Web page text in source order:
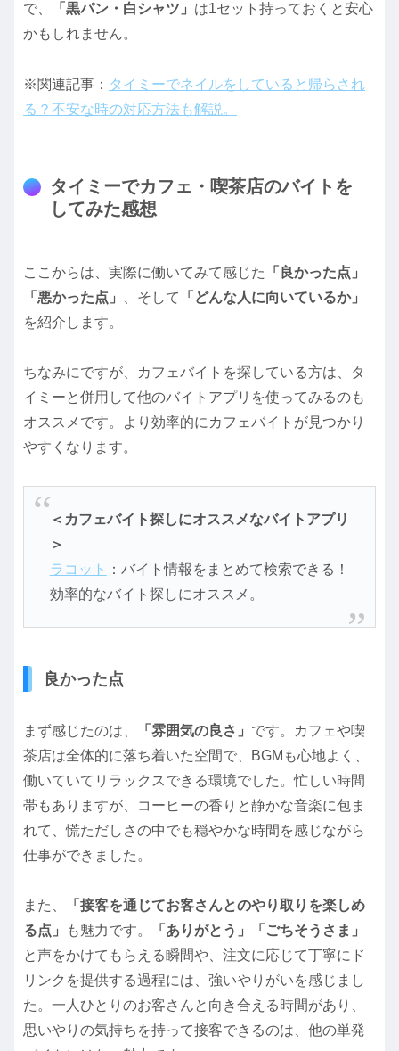
で、
「黒パン・白シャツ」 は1セット持っておくと安心
かもしれません。
※関連記事： タイミーでネイルをしていると帰らされ
る？不安な時の対応方法も解説。
タイミーでカフェ・喫茶店のバイトを
してみた感想
ここからは、実際に働いてみて感じた
「良かった点」
「悪かった点」
、そして
「どんな人に向いているか」
を紹介します。
ちなみにですが、カフェバイトを探している方は、タ
イミーと併用して他のバイトアプリを使ってみるのも
オススメです。より効率的にカフェバイトが見つかり
やすくなります。
＜カフェバイト探しにオススメなバイトアプリ
＞
ラコット
：バイト情報をまとめて検索できる！
効率的なバイト探しにオススメ。
良かった点
まず感じたのは、 「雰囲気の良さ」 です。カフェや喫
茶店は全体的に落ち着いた空間で、BGMも心地よく、
働いていてリラックスできる環境でした。忙しい時間
帯もありますが、コーヒーの香りと静かな音楽に包ま
れて、慌ただしさの中でも穏やかな時間を感じながら
仕事ができました。
また、
「接客を通じてお客さんとのやり取りを楽しめ
る点」
も魅力です。
「ありがとう」「ごちそうさま」
と声をかけてもらえる瞬間や、注文に応じて丁寧にド
リンクを提供する過程には、強いやりがいを感じまし
た。一人ひとりのお客さんと向き合える時間があり、
思いやりの気持ちを持って接客できるのは、他の単発